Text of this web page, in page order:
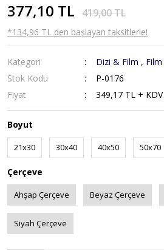
377,10 TL 419,00 TL
*134,96 TL den başlayan taksitlerle!
Kategori Dizi & Film , Film
Stok Kodu
P-0176
Fiyat
349,17 TL + KDV
Boyut
21x30 30x40 40x50 50x70
Çerçeve
Ahşap Çerçeve Beyaz Çerçeve
Siyah Çerçeve